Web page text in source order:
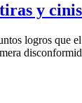
y
logros que